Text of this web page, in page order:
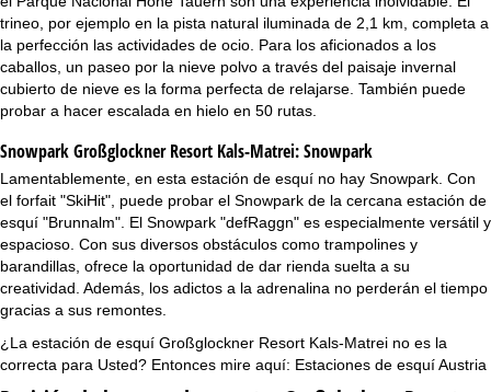
trineo, por ejemplo en la pista natural iluminada de 2,1 km, completa a
la perfección las actividades de ocio. Para los aficionados a los
caballos, un paseo por la nieve polvo a través del paisaje invernal
cubierto de nieve es la forma perfecta de relajarse. También puede
probar a hacer escalada en hielo en 50 rutas.
Snowpark Großglockner Resort Kals-Matrei:Snowpark
Lamentablemente, en esta estación de esquí no hay Snowpark. Con
el forfait "SkiHit", puede probar el Snowpark de la cercana estación de
esquí "Brunnalm". El Snowpark "defRaggn" es especialmente versátil y
espacioso. Con sus diversos obstáculos como trampolines y
barandillas, ofrece la oportunidad de dar rienda suelta a su
creatividad. Además, los adictos a la adrenalina no perderán el tiempo
gracias a sus remontes.
¿La estación de esquí Großglockner Resort Kals-Matrei no es la
correcta para Usted? Entonces mire aquí: Estaciones de esquí Austria